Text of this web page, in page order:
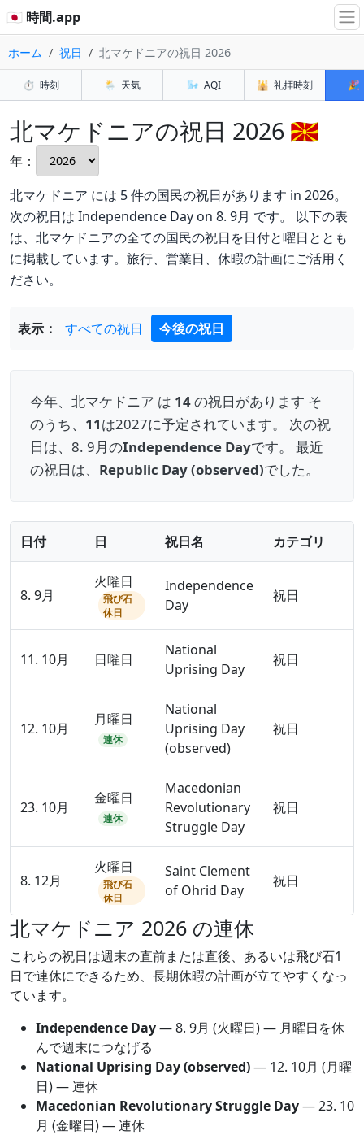
🇯🇵 時間.app
ホーム 祝日 北マケドニアの祝日 2026
⏱️ 時刻 🌦️ 天気 🌬️ AQI 🕌 礼拝時刻 🎉
北マケドニアの祝日 2026 🇲🇰
年：
北マケドニア には 5 件の国民の祝日があります in 2026。
次の祝日は Independence Day on 8. 9月 です。 以下の表
は、北マケドニアの全ての国民の祝日を日付と曜日ととも
に掲載しています。旅行、営業日、休暇の計画にご活用く
ださい。
表示： すべての祝日 今後の祝日
今年、北マケドニア は 14の祝日があります そ
のうち、 11は2027に予定されています。 次の祝
日は、8. 9月のIndependence Dayです。 最近
の祝日は、 Republic Day (observed)でした。
日付 日 祝日名 カテゴリ
8. 9月
火曜日
飛び石
休日
Independence
Day
祝日
11. 10月 日曜日
National
Uprising Day
祝日
12. 10月
月曜日
連休
National
Uprising Day
(observed)
祝日
23. 10月
金曜日
連休
Macedonian
Revolutionary
Struggle Day
祝日
8. 12月
火曜日
飛び石
休日
Saint Clement
of Ohrid Day
祝日
北マケドニア 2026 の連休
これらの祝日は週末の直前または直後、あるいは飛び石1
日で連休にできるため、長期休暇の計画が立てやすくなっ
ています。
Independence Day—8. 9月 (火曜日) — 月曜日を休
んで週末につなげる
National Uprising Day (observed)— 12. 10月 (月曜
日) — 連休
Macedonian Revolutionary Struggle Day—23. 10
月 (金曜日) — 連休